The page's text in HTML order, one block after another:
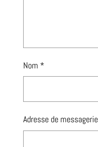
Nom *
Adresse de messagerie